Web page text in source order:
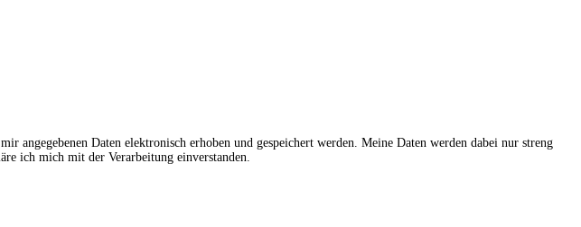
angegebenen Daten elektronisch erhoben und gespeichert werden. Meine Daten werden dabei nur streng
ich mich mit der Verarbeitung einverstanden.